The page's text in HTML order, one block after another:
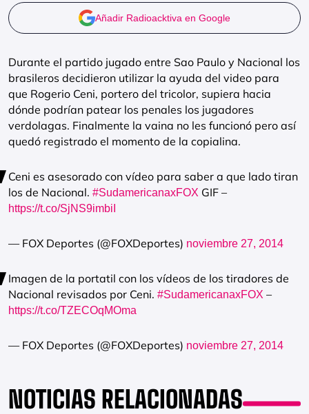
Añadir Radioacktiva en Google
Durante el partido jugado entre Sao Paulo y Nacional los
brasileros decidieron utilizar la ayuda del video para
que Rogerio Ceni, portero del tricolor, supiera hacia
dónde podrían patear los penales los jugadores
verdolagas. Finalmente la vaina no les funcionó pero así
quedó registrado el momento de la copialina.
Ceni es asesorado con vídeo para saber a que lado tiran
los de Nacional. #SudamericanaxFOX GIF –
https://t.co/SjNS9imbiI
— FOX Deportes (@FOXDeportes) noviembre 27, 2014
Imagen de la portatil con los vídeos de los tiradores de
Nacional revisados por Ceni. #SudamericanaxFOX –
https://t.co/TZECOqMOma
— FOX Deportes (@FOXDeportes) noviembre 27, 2014
NOTICIAS RELACIONADAS